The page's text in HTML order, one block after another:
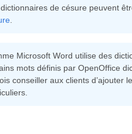
de césure peuvent
Microsoft Word utilise des
mots définis par OpenOffice
conseiller aux clients d’ajouter